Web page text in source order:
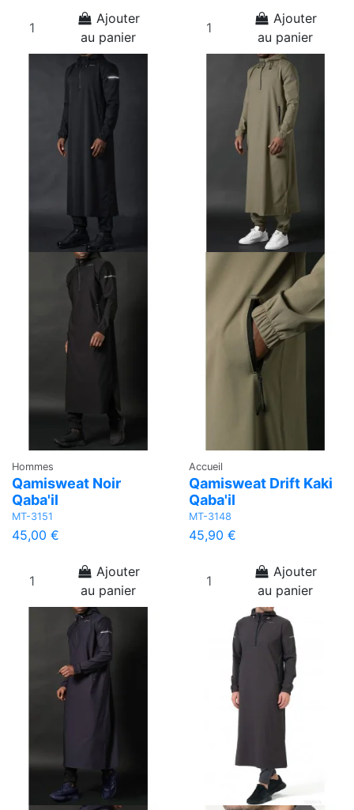
Ajouter
au panier
Ajouter
au panier
Hommes
Qamisweat Noir
Qaba'il
MT-3151
45,00 €
Ajouter
au panier
Accueil
Qamisweat Drift Kaki
Qaba'il
MT-3148
45,90 €
Ajouter
au panier